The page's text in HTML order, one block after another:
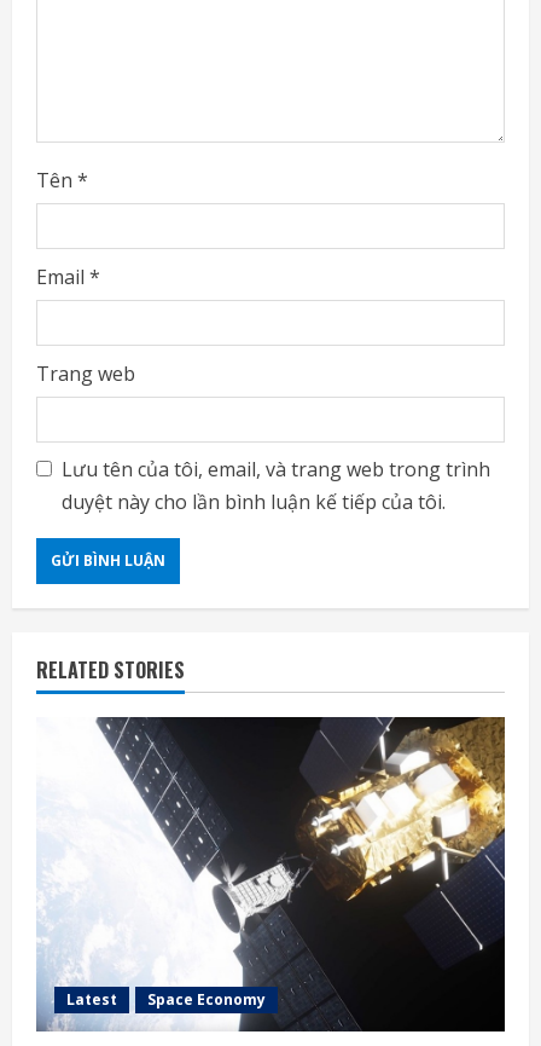
g
Tên *
Email *
Trang web
Lưu tên của tôi, email, và trang web trong trình
duyệt này cho lần bình luận kế tiếp của tôi.
RELATED STORIES
Latest Space Economy